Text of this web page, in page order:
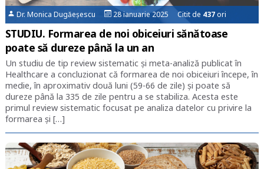
Dr. Monica Dugăeșescu 28 ianuarie 2025 Citit de 437ori
STUDIU. Formarea de noi obiceiuri sănătoase
poate să dureze până la un an
Un studiu de tip review sistematic şi meta-analiză publicat în
Healthcare a concluzionat că formarea de noi obiceiuri începe, în
medie, în aproximativ două luni (59-66 de zile) şi poate să
dureze până la 335 de zile pentru a se stabiliza. Acesta este
primul review sistematic focusat pe analiza datelor cu privire la
formarea şi […]